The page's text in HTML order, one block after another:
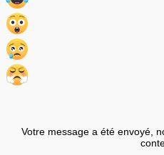
Votre message a été envoyé,